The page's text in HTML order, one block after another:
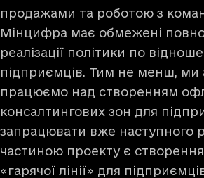
продажами та роботою з
Мінцифра має обмежені
реалізації політики по
підприємців. Тим не менш, ми
працюємо над створенням
консалтингових зон для
запрацювати вже наступного
частиною проекту є
«гарячої лінії» для